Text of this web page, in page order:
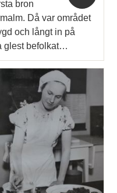
bron
Då var området
och långt in på
glest befolkat…